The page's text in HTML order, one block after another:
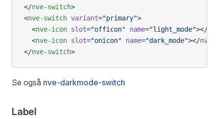
</nve-switch>
<nve-switch variant="primary">
  <
nve-icon slot="officon" name="light_mode"></
  <
nve-icon slot="onicon" name="dark_mode"></nve-
</nve-switch>
Se også nve-darkmode-switch
Label